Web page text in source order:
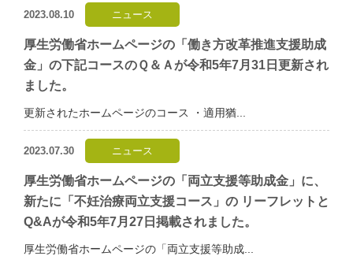
2023.08.10 ニュース
厚生労働省ホームページの「働き方改革推進支援助成
金」の下記コースのＱ＆Ａが令和5年7月31日更新され
ました。
更新されたホームページのコース ・適用猶...
2023.07.30 ニュース
厚生労働省ホームページの「両立支援等助成金」に、
新たに「不妊治療両立支援コース」の リーフレットと
Q&Aが令和5年7月27日掲載されました。
厚生労働省ホームページの「両立支援等助成...